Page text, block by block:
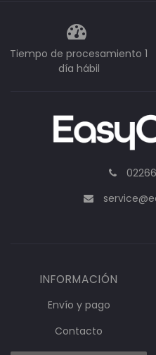
Tiempo de procesamiento 1
día hábil
INFORMACIÓN
Envío y pago
Contacto